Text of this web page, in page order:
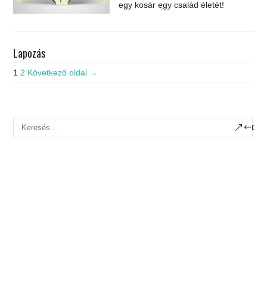
egy kosár egy család életét!
Lapozás
1 2 Következő oldal →